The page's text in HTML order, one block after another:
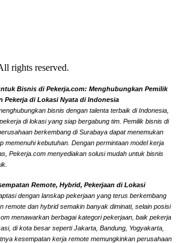
rights reserved.
Bisnis di Pekerja.com: Menghubungkan Pemilik
Pekerja di Lokasi Nyata di Indonesia
bisnis dengan talenta terbaik di Indonesia,
di lokasi yang siap bergabung tim. Pemilik bisnis di
berkembang di Surabaya dapat menemukan
memenuhi kebutuhan. Dengan permintaan model kerja
Pekerja.com menyediakan solusi mudah untuk bisnis
Remote, Hybrid, Pekerjaan di Lokasi
dengan lanskap pekerjaan yang terus berkembang
remote dan hybrid semakin banyak diminati, selain posisi
menawarkan berbagai kategori pekerjaan, baik pekerja
di kota besar seperti Jakarta, Bandung, Yogyakarta,
kesempatan kerja remote memungkinkan perusahaan